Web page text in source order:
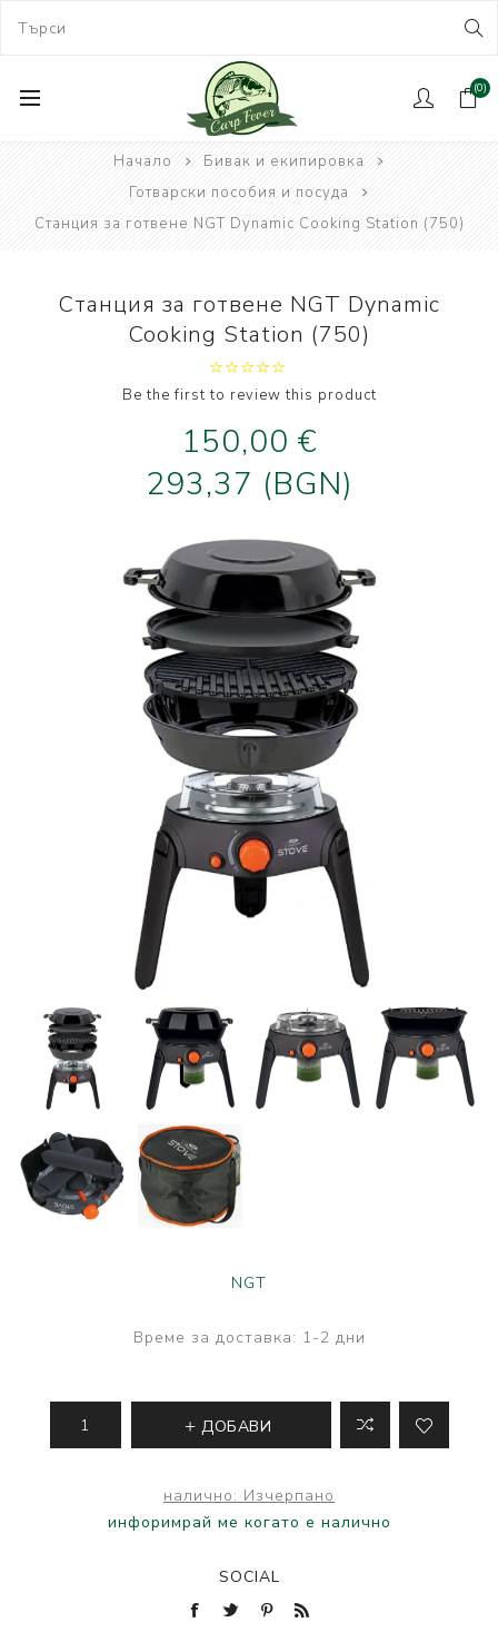
(0)
Начало
Бивак и екипировка
Готварски пособия и посуда
Станция за готвене NGT Dynamic Cooking Station (750)
Станция за готвене NGT Dynamic
Cooking Station (750)
Be the first to review this product
150,00 €
293,37 (BGN)
NGT
Време за доставка: 1-2 дни
ДОБАВИ
налично: Изчерпано
инфоримрай ме когато е налично
SOCIAL